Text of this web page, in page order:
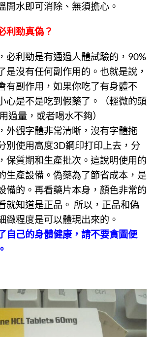
開水即可消除、無須擔心。
利勁真偽？
必利勁是有通過人體試驗的，90%
是沒有任何副作用的。也就是說，
有副作用，如果你吃了有身體不
心是不是吃到假藥了。（輕微的頭
過量，或者喝水不夠）
外觀字體非常清晰，沒有字體拖
別使用高度3D鋼印打印上去，分
保質期和生產批次。這說明使用的
生產設備。偽藥為了節省成本，是
備的。再看藥片本身，顏色非常的
就知道是正品。 所以，正品和偽
緻程度是可以體現出來的。
自己的身體健康，請不要貪圖便